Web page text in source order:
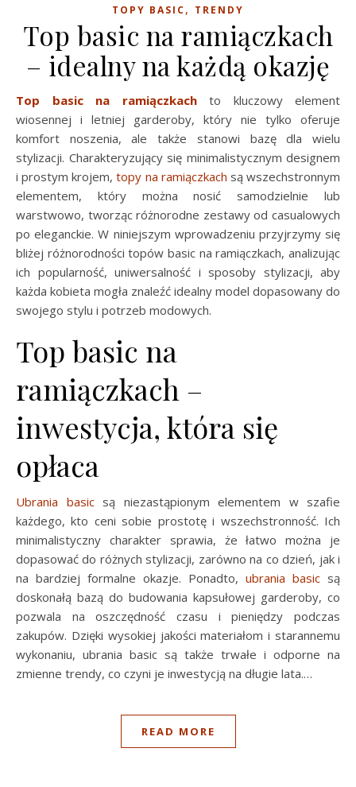
TOPY BASIC, TRENDY
Top basic na ramiączkach
– idealny na każdą okazję
Top basic na ramiączkachto kluczowy element
wiosennej i letniej garderoby, który nie tylko oferuje
komfort noszenia, ale także stanowi bazę dla wielu
stylizacji. Charakteryzujący się minimalistycznym designem
i prostym krojem,topy na ramiączkach są wszechstronnym
elementem, który można nosić samodzielnie lub
warstwowo, tworząc różnorodne zestawy od casualowych
po eleganckie. W niniejszym wprowadzeniu przyjrzymy się
bliżej różnorodności topów basic na ramiączkach, analizując
ich popularność, uniwersalność i sposoby stylizacji, aby
każda kobieta mogła znaleźć idealny model dopasowany do
swojego stylu i potrzeb modowych.
Top basic na
ramiączkach –
inwestycja, która się
opłaca
Ubrania basicsą niezastąpionym elementem w szafie
każdego, kto ceni sobie prostotę i wszechstronność. Ich
minimalistyczny charakter sprawia, że łatwo można je
dopasować do różnych stylizacji, zarówno na co dzień, jak i
na bardziej formalne okazje. Ponadto, ubrania basic są
doskonałą bazą do budowania kapsułowej garderoby, co
pozwala na oszczędność czasu i pieniędzy podczas
zakupów. Dzięki wysokiej jakości materiałom i starannemu
wykonaniu, ubrania basic są także trwałe i odporne na
zmienne trendy, co czyni je inwestycją na długie lata.…
READ MORE